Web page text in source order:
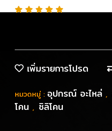
เพิ่มรายการโปรด
หมวดหมู่ : อุปกรณ์ อะไหล่ ,
โคน , ซิลิโคน